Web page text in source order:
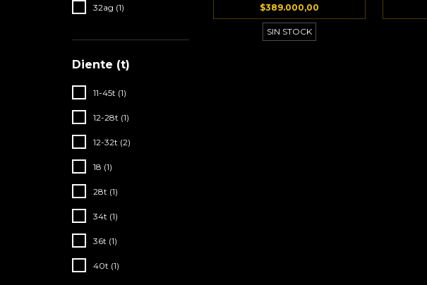
32ag (1)
Diente (t)
11-45t (1)
12-28t (1)
12-32t (2)
18 (1)
28t (1)
34t (1)
36t (1)
40t (1)
$389.000,00
SIN STOCK